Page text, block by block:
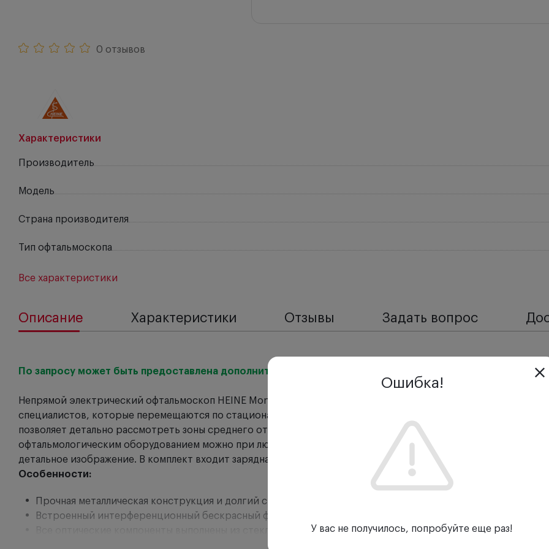
0 отзывов
Характеристики
Производитель
Модель
Страна производителя
Тип офтальмоскопа
Все характеристики
Описание Характеристики Отзывы Задать вопрос
По запросу может быть предоставлена дополнительная скидка.
Непрямой электрический офтальмоскоп HEINE Monocular имеет компактное исполнение, может
специалистов, которые перемещаются по стационару или часто находятся на вызовах. Непрямой
позволяет детально рассмотреть зоны среднего отдела глазного яблока, а также сетчатку. Пользоваться
офтальмологическим оборудованием можно при любом размере зрачка. Благодаря увеличительной линзе
детальное изображение. В комплект входит зарядная рукоятка BETA 4 NT с индикатором заряда, а также
Особенности:
Прочная металлическая конструкция и долгий срок службы.
Встроенный интерференционный бескрасный фильтр для повышения контраста.
Все оптические компоненты выполнены из стекла с мультипокрытием, что позволяет получать четкое
Ошибка!
У вас не получилось, попробуйте еще раз!